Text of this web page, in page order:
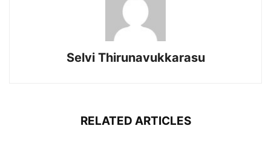
Selvi Thirunavukkarasu
RELATED ARTICLES